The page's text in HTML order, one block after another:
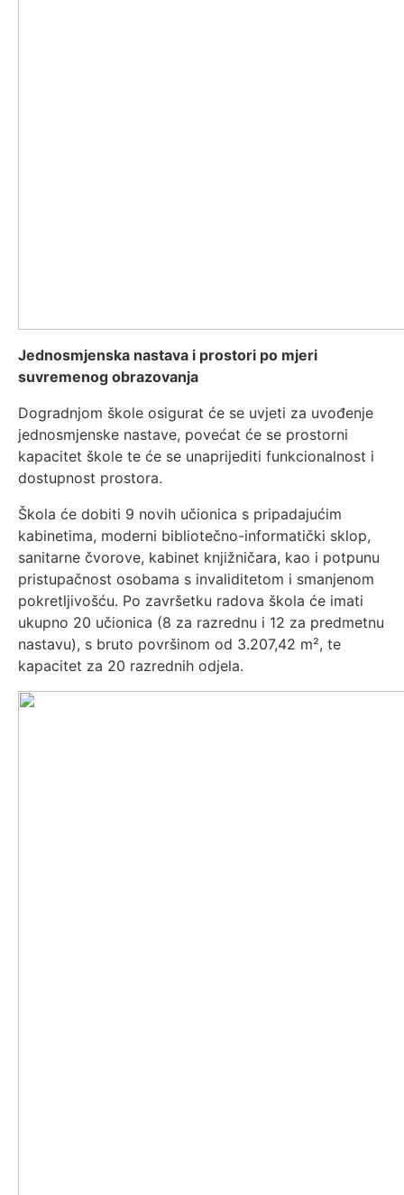
Jednosmjenska nastava i prostori po mjeri
suvremenog obrazovanja
Dogradnjom škole osigurat će se uvjeti za uvođenje
jednosmjenske nastave, povećat će se prostorni
kapacitet škole te će se unaprijediti funkcionalnost i
dostupnost prostora.
Škola će dobiti 9 novih učionica s pripadajućim
kabinetima, moderni bibliotečno-informatički sklop,
sanitarne čvorove, kabinet knjižničara, kao i potpunu
pristupačnost osobama s invaliditetom i smanjenom
pokretljivošću. Po završetku radova škola će imati
ukupno 20 učionica (8 za razrednu i 12 za predmetnu
nastavu), s bruto površinom od 3.207,42 m², te
kapacitet za 20 razrednih odjela.